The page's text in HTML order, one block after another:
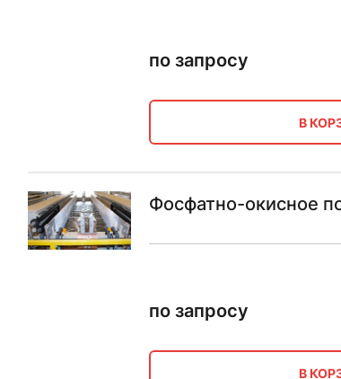
по запросу
В
Фосфатно-окисное
по запросу
В